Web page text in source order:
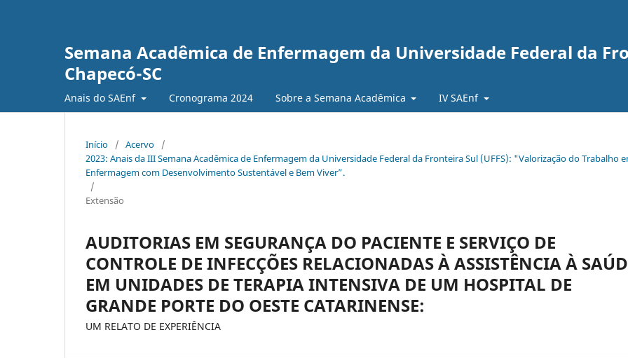
Semana Acadêmica de Enfermagem da Universidade Federal da
Chapecó-SC
Anais do SAEnf Cronograma 2024 Sobre a Semana Acadêmica IV SAEnf
Início / Acervo
/
2023: Anais da III Semana Acadêmica de Enfermagem da Universidade Federal da Fronteira Sul (UFFS): "Valorização do Trabalho
Enfermagem com Desenvolvimento Sustentável e Bem Viver”.
/
Extensão
AUDITORIAS EM SEGURANÇA DO PACIENTE E SERVIÇO DE
CONTROLE DE INFECÇÕES RELACIONADAS À ASSISTÊNCIA À
EM UNIDADES DE TERAPIA INTENSIVA DE UM HOSPITAL DE
GRANDE PORTE DO OESTE CATARINENSE:
UM RELATO DE EXPERIÊNCIA